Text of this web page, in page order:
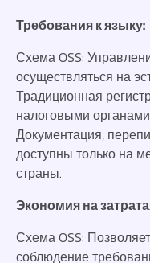
Требования к языку:
Схема OSS:
осуществляться на
Традиционная
налоговыми
Документация,
доступны только на
страны.
Экономия на
Схема OSS:
соблюдение